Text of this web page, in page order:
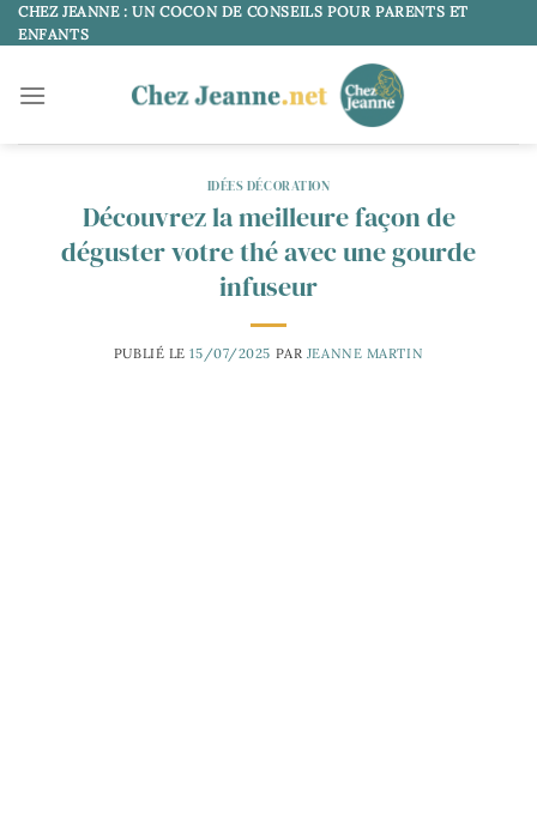
Passer
au
CHEZ JEANNE : UN COCON DE CONSEILS POUR PARENTS ET
ENFANTS
IDÉES DÉCORATION
Découvrez la meilleure façon de
déguster votre thé avec une gourde
infuseur
PUBLIÉ LE15/07/2025 PAR JEANNE MARTIN